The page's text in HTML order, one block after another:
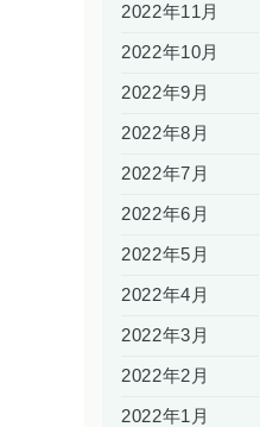
2022年11月
2022年10月
2022年9月
2022年8月
2022年7月
2022年6月
2022年5月
2022年4月
2022年3月
2022年2月
2022年1月